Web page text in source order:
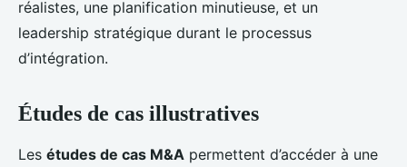
réalistes, une planification minutieuse, et un
leadership stratégique durant le processus
d’intégration.
Études de cas illustratives
Les études de cas M&A permettent d’accéder à une